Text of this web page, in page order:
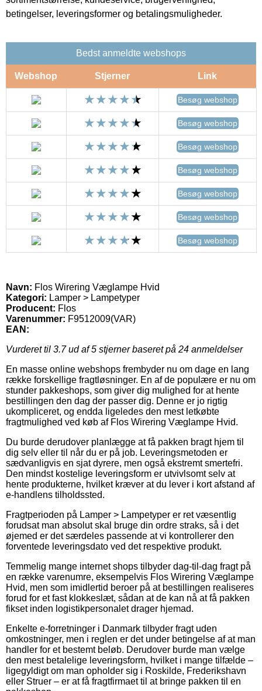
betingelser, leveringsformer og betalingsmuligheder.
Bedst anmeldte webshops
Webshop Stjerner Link
Besøg webshop
Besøg webshop
Besøg webshop
Besøg webshop
Besøg webshop
Besøg webshop
Besøg webshop
Navn: Flos Wirering Væglampe Hvid
Kategori: Lamper > Lampetyper
Producent: Flos
Varenummer: F9512009(VAR)
EAN:
Vurderet til 3.7ud af 5 stjerner baseret på 24 anmeldelser
En masse online webshops frembyder nu om dage en lang
række forskellige fragtløsninger. En af de populære er nu om
stunder pakkeshops, som giver dig mulighed for at hente
bestillingen den dag der passer dig. Denne er jo rigtig
ukompliceret, og endda ligeledes den mest letkøbte
fragtmulighed ved køb af Flos Wirering Væglampe Hvid.
Du burde derudover planlægge at få pakken bragt hjem til
dig selv eller til når du er på job. Leveringsmetoden er
sædvanligvis en sjat dyrere, men også ekstremt smertefri.
Den mindst kostelige leveringsform er utvivlsomt selv at
hente produkterne, hvilket kræver at du lever i kort afstand af
e-handlens tilholdssted.
Fragtperioden på Lamper > Lampetyper er ret væsentlig
forudsat man absolut skal bruge din ordre straks, så i det
øjemed er det særdeles passende at vi kontrollerer den
forventede leveringsdato ved det respektive produkt.
Temmelig mange internet shops tilbyder dag-til-dag fragt på
en række varenumre, eksempelvis Flos Wirering Væglampe
Hvid, men som imidlertid beroer på at bestillingen realiseres
forud for et fast klokkeslæt, sådan at de kan nå at få pakken
fikset inden logistikpersonalet drager hjemad.
Enkelte e-forretninger i Danmark tilbyder fragt uden
omkostninger, men i reglen er det under betingelse af at man
handler for et bestemt beløb. Derudover burde man vælge
den mest betalelige leveringsform, hvilket i mange tilfælde –
ligegyldigt om man opholder sig i Roskilde, Frederikshavn
eller Struer – er at få fragtfirmaet til at bringe pakken til en